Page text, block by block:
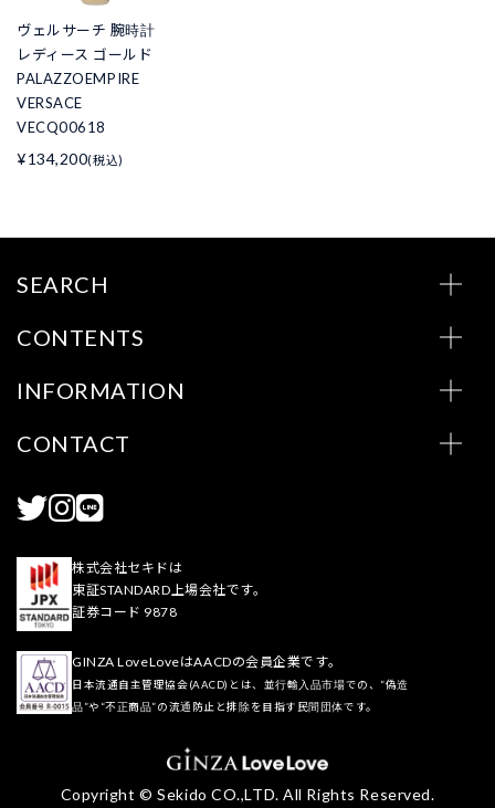
ヴェルサーチ 腕時計
レディース ゴールド
PALAZZOEMPIRE
VERSACE
VECQ00618
¥134,200(税込)
SEARCH
CONTENTS
INFORMATION
CONTACT
株式会社セキドは
東証STANDARD上場会社です。
証券コード 9878
GINZA LoveLoveはAACDの会員企業です。
日本流通自主管理協会(AACD)とは、並行輸入品市場での、“偽造
品”や“不正商品”の流通防止と排除を目指す民間団体です。
Copyright © Sekido CO.,LTD. All Rights Reserved.